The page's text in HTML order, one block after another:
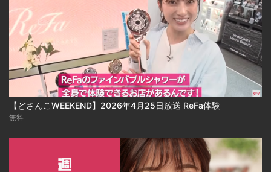
【どさんこWEEKEND】2026年4月25日放送 ReFa体験
無料